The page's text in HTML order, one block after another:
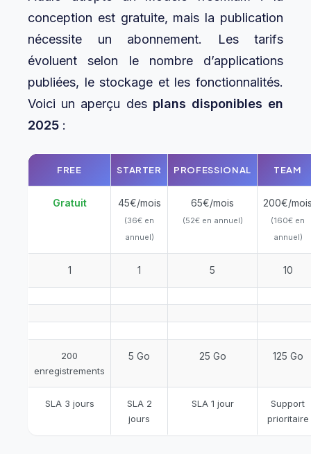
conception est gratuite, mais la publication
nécessite un abonnement. Les tarifs
évoluent selon le nombre d’applications
publiées, le stockage et les fonctionnalités.
Voici un aperçu des plans disponibles en
2025 :
FREE STARTER PROFESSIONAL TEAM
Gratuit 45€/mois
(36€ en
annuel)
65€/mois
(52€ en annuel)
200€/
(160€ en
annuel)
1 1 5 10
200
enregistrements
5 Go 25 Go 125 Go
SLA 3 jours
SLA 2
jours
SLA 1 jour
Support
prioritaire